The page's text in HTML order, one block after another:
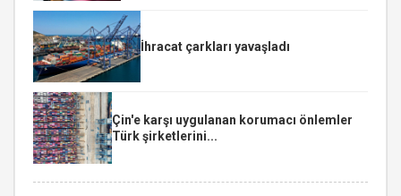
İhracat çarkları yavaşladı
Çin'e karşı uygulanan korumacı önlemler
Türk şirketlerini...